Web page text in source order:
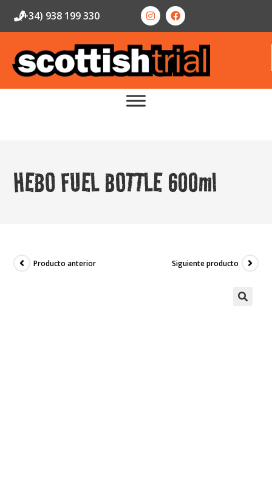
(+34) 938 199 330
HEBO FUEL BOTTLE 600ml
Producto anterior Siguiente producto